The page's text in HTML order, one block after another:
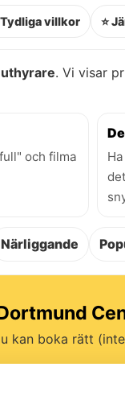
Tydliga villkor ⭐
. Vi visar
och filma
Närliggande
kan boka rätt